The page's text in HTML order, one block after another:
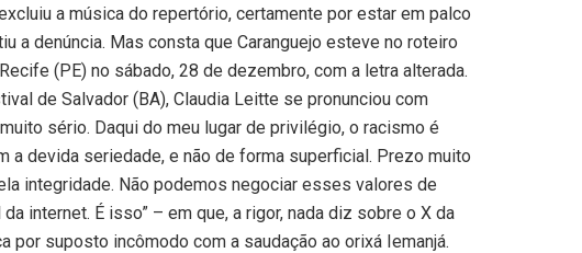
a música do repertório, certamente por estar em palco
a denúncia. Mas consta que Caranguejo esteve no roteiro
(PE) no sábado, 28 de dezembro, com a letra alterada.
de Salvador (BA), Claudia Leitte se pronunciou com
sério. Daqui do meu lugar de privilégio, o racismo é
a devida seriedade, e não de forma superficial. Prezo muito
integridade. Não podemos negociar esses valores de
internet. É isso” – em que, a rigor, nada diz sobre o X da
por suposto incômodo com a saudação ao orixá Iemanjá.